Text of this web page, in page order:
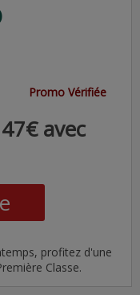
Promo Vérifiée
avec
profitez d'une
Classe.